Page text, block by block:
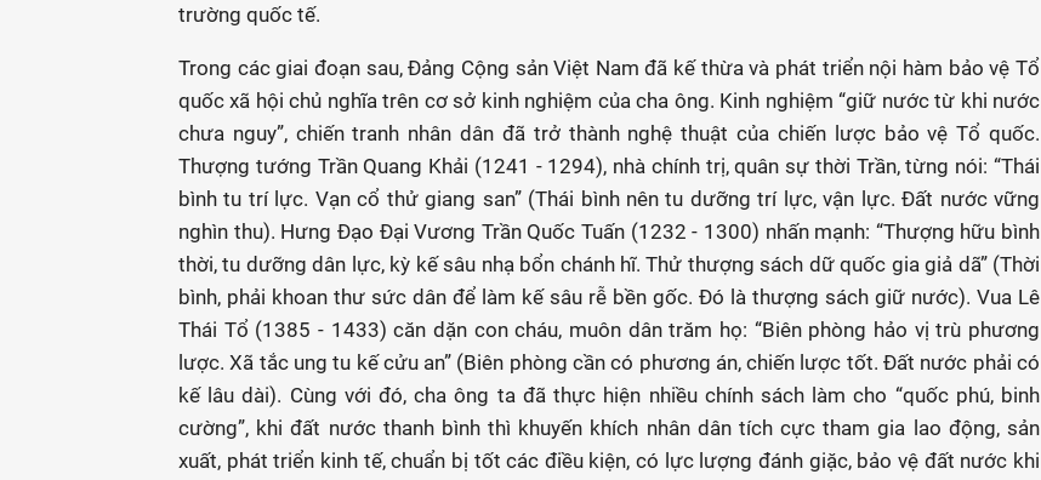
trường quốc tế.
Trong các giai đoạn sau, Đảng Cộng sản Việt Nam đã kế thừa và phát triển nội hàm bảo vệ Tổ
quốc xã hội chủ nghĩa trên cơ sở kinh nghiệm của cha ông. Kinh nghiệm “giữ nước từ khi nước
chưa nguy”, chiến tranh nhân dân đã trở thành nghệ thuật của chiến lược bảo vệ Tổ quốc.
Thượng tướng Trần Quang Khải (1241 - 1294), nhà chính trị, quân sự thời Trần, từng nói: “Thái
bình tu trí lực. Vạn cổ thử giang san” (Thái bình nên tu dưỡng trí lực, vận lực. Đất nước vững
nghìn thu). Hưng Đạo Đại Vương Trần Quốc Tuấn (1232 - 1300) nhấn mạnh: “Thượng hữu bình
thời, tu dưỡng dân lực, kỳ kế sâu nhạ bổn chánh hĩ. Thử thượng sách dữ quốc gia giả dã” (Thời
bình, phải khoan thư sức dân để làm kế sâu rễ bền gốc. Đó là thượng sách giữ nước). Vua Lê
Thái Tổ (1385 - 1433) căn dặn con cháu, muôn dân trăm họ: “Biên phòng hảo vị trù phương
lược. Xã tắc ung tu kế cửu an” (Biên phòng cần có phương án, chiến lược tốt. Đất nước phải có
kế lâu dài). Cùng với đó, cha ông ta đã thực hiện nhiều chính sách làm cho “quốc phú, binh
cường”, khi đất nước thanh bình thì khuyến khích nhân dân tích cực tham gia lao động, sản
xuất, phát triển kinh tế, chuẩn bị tốt các điều kiện, có lực lượng đánh giặc, bảo vệ đất nước khi